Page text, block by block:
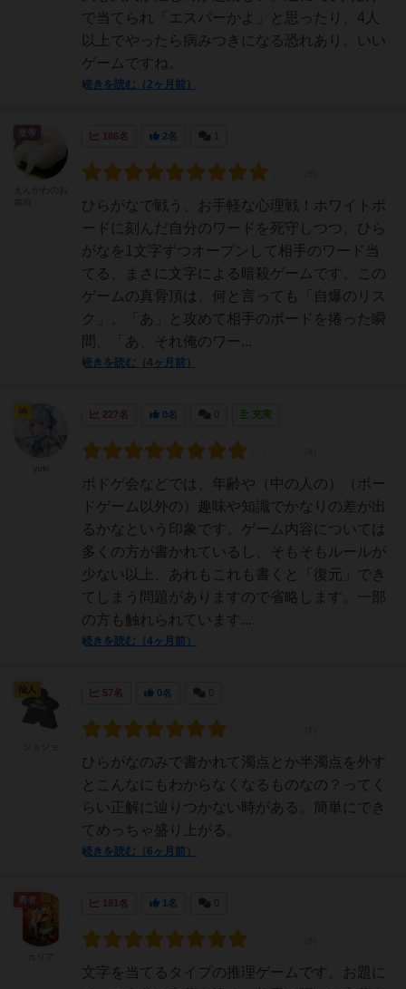
で当てられ「エスパーかよ」と思ったり、4人
以上でやったら病みつきになる恐れあり。いい
ゲームですね。
続きを読む（2ヶ月前）
186名 2名
ひらがなで戦う、お手軽な心理戦！ホワイトボ
ードに刻んだ自分のワードを死守しつつ、ひら
がなを1文字ずつオープンして相手のワード当
てる、まさに文字による暗殺ゲームです。この
ゲームの真骨頂は、何と言っても「自爆のリス
ク」。「あ」と攻めて相手のボードを捲った瞬
間、「あ、それ俺のワー...
続きを読む（4ヶ月前）
皇帝
227名 0名 充実
ボドゲ会などでは、年齢や（中の人の）（ボー
ドゲーム以外の）趣味や知識でかなりの差が出
るかなという印象です。ゲーム内容については
多くの方が書かれているし、そもそもルールが
少ない以上、あれもこれも書くと「復元」でき
てしまう問題がありますので省略します。一部
の方も触れられています...
続きを読む（4ヶ月前）
57名 0名
ひらがなのみで書かれて濁点とか半濁点を外す
とこんなにもわからなくなるものなの？ってく
らい正解に辿りつかない時がある。簡単にでき
てめっちゃ盛り上がる。
続きを読む（6ヶ月前）
仙人
181名 1名
文字を当てるタイプの推理ゲームです。お題に
勇者